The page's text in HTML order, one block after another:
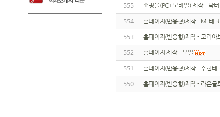
555 쇼핑몰(PC+모바일) 제작 - 닥
554 홈페이지(반응형)제작 - M-테크
553 홈페이지(반응형)제작 - 코리아
552 홈페이지 제작 - 모일
551 홈페이지(반응형)제작 - 수현테
550 홈페이지(반응형)제작 - 라온글